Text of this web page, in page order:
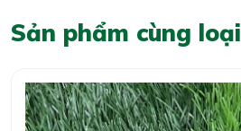
Sản phẩm cùng loại